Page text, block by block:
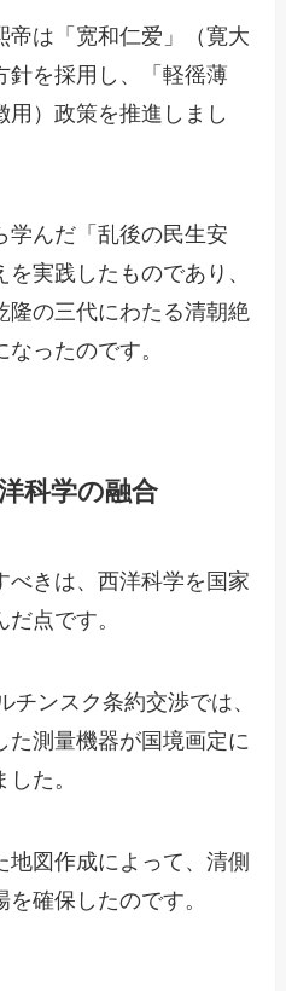
帝は「宽和仁爱」（寛大
針を採用し、「軽徭薄
用）政策を推進しまし
学んだ「乱後の民生安
実践したものであり、
隆の三代にわたる清朝絶
ったのです。
科学の融合
べきは、西洋科学を国家
点です。
チンスク条約交渉では、
た測量機器が国境画定に
た。
地図作成によって、清側
確保したのです。